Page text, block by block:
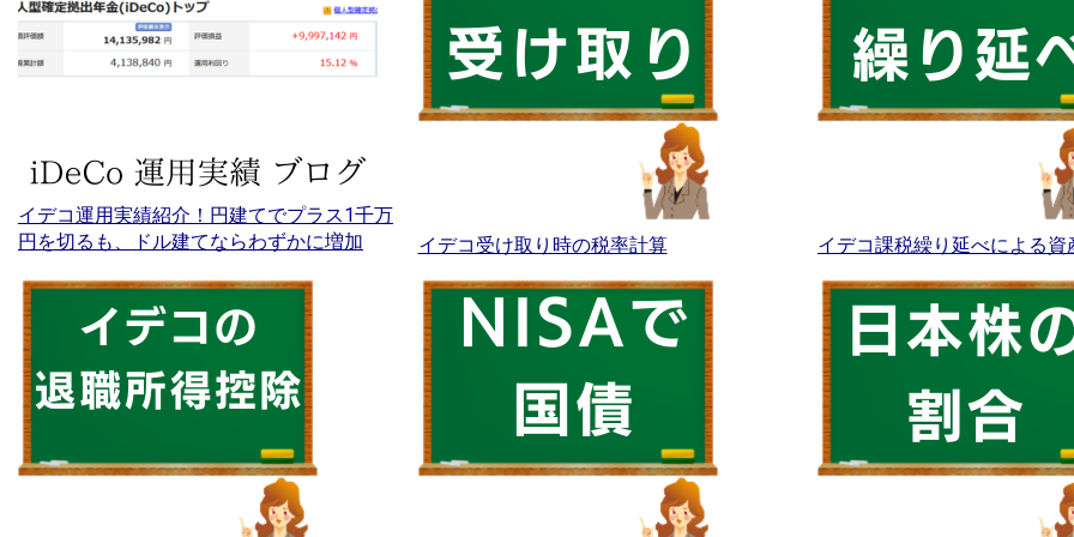
イデコ運用実績紹介！円建てでプラス1千万
円を切るも、ドル建てならわずかに増加
イデコ受け取り時の税率計算 イデコ課税繰り延べによる資